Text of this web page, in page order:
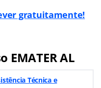
gratuitamente!
EMATER AL
Técnica e